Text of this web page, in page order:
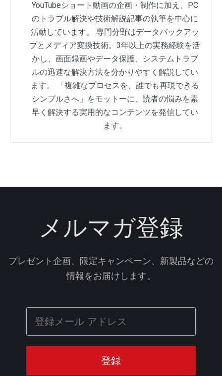
YouTubeショート動画の企画・制作に加え、PC
のトラブル解決や技術解説記事の執筆を中心に
活動しています。 専門分野はデータバックアッ
プとメディア変換技術。3年以上の実務経験を活
かし、画面録画やデータ保護、システムトラブ
ルの迅速な解決方法を分かりやすく解説してい
ます。 「複雑なプロセスを、誰でも再現できる
シンプルさへ」をモットーに、読者の悩みを素
早く解決する実用的なコンテンツを発信してい
ます。
メルマガ登録
プレゼント企画、限定キャンペーン、新製品などの
情報をお届けします。